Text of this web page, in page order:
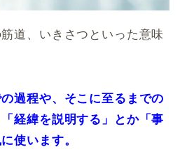
道、いきさつといった意味
過程や、そこに至るまでの
経緯を説明する」とか「事
使います。